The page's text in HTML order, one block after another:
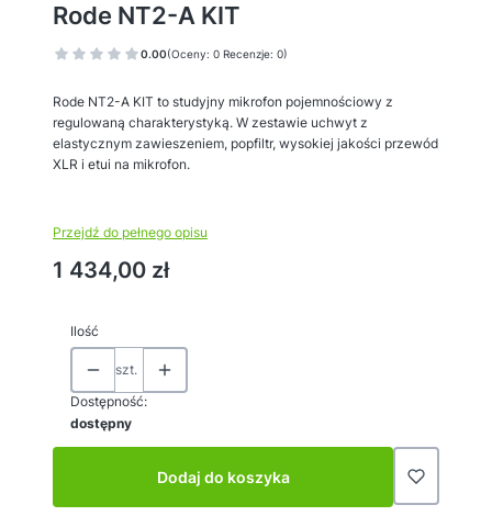
Rode NT2-A KIT
0.00(Oceny: 0 Recenzje: 0)
Rode NT2-A KIT to studyjny mikrofon pojemnościowy z
regulowaną charakterystyką. W zestawie uchwyt z
elastycznym zawieszeniem, popfiltr, wysokiej jakości przewód
XLR i etui na mikrofon.
Przejdź do pełnego opisu
Cena
1 434,00 zł
Ilość
szt.
Dostępność:
dostępny
Dodaj do koszyka